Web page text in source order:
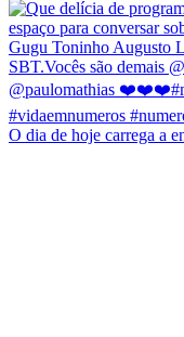
O dia de hoje carrega a